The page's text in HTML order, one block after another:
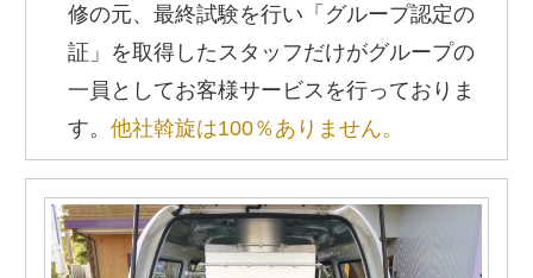
修の元、最終試験を行い「グループ認定の
証」を取得したスタッフだけがグループの
一員としてお客様サービスを行っておりま
す。他社斡旋は100％ありません。